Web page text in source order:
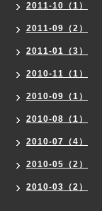
2011-10（1）
2011-09（2）
2011-01（3）
2010-11（1）
2010-09（1）
2010-08（1）
2010-07（4）
2010-05（2）
2010-03（2）